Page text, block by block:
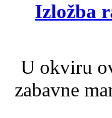
Izložba
U okviru
zabavne